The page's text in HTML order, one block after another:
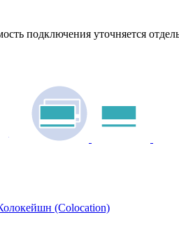
(Colocation)
подключения уточняется